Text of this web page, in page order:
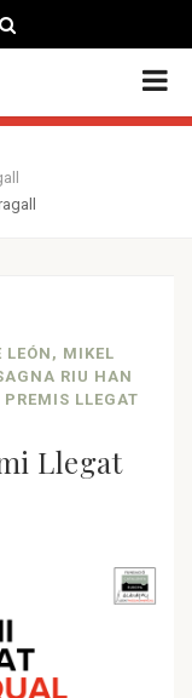
ENGLISH
LEÓN, MIKEL
RIU HAN
LLEGAT
Llegat